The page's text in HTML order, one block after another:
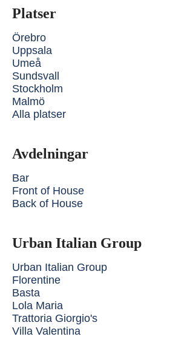
Platser
Örebro
Uppsala
Umeå
Sundsvall
Stockholm
Malmö
Alla platser
Avdelningar
Bar
Front of House
Back of House
Urban Italian Group
Urban Italian Group
Florentine
Basta
Lola Maria
Trattoria Giorgio's
Villa Valentina